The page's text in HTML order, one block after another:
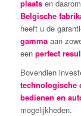
plaats en
Belgische
heeft u de
gammaaan
een perfect
Bovendien
technologische
bedienen en
mogelijkheden.